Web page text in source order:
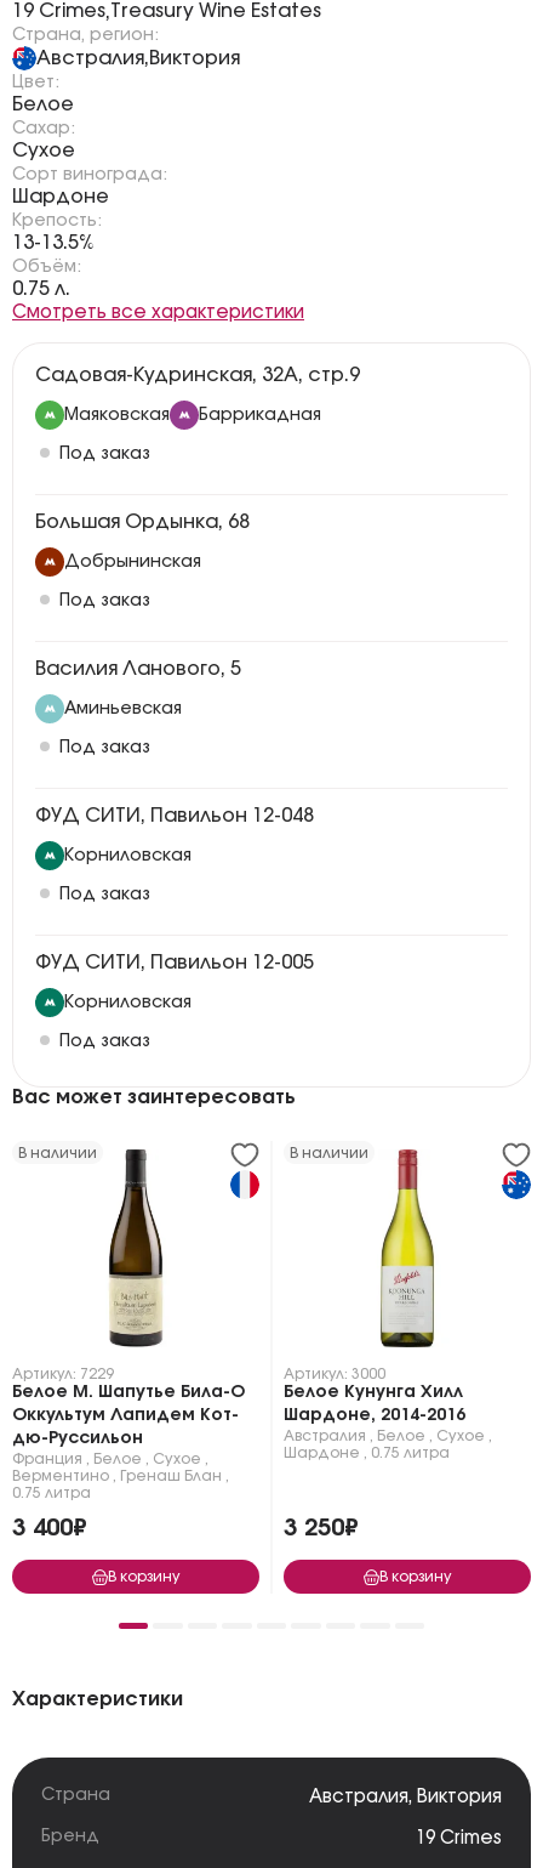
19 Crimes,Treasury Wine Estates
Страна, регион:
Австралия,Виктория
Цвет:
Белое
Сахар:
Сухое
Сорт винограда:
Шардоне
Крепость:
13-13.5%
Объём:
0.75 л.
Смотреть все характеристики
Садовая-Кудринская, 32А, стр.9
Маяковская Баррикадная
Под заказ
Большая Ордынка, 68
Добрынинская
Под заказ
Василия Ланового, 5
Аминьевская
Под заказ
ФУД СИТИ, Павильон 12-048
Корниловская
Под заказ
ФУД СИТИ, Павильон 12-005
Корниловская
Под заказ
Вас может заинтересовать
В наличии
Артикул: 7229
Белое М. Шапутье Била-О
Оккультум Лапидем Кот-
дю-Руссильон
Франция Белое Сухое
Верментино
Гренаш Блан
0.75 литра
3 400₽
В корзину
В наличии
Артикул: 3000
Белое Кунунга Хилл
Шардоне, 2014-2016
Австралия Белое Сухое
Шардоне
0.75 литра
3 250₽
В корзину
Характеристики
Страна Австралия, Виктория
Бренд 19 Crimes